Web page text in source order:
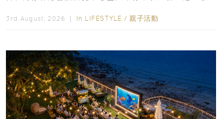
3rd August, 2026 ｜ In LIFESTYLE / 親子活動